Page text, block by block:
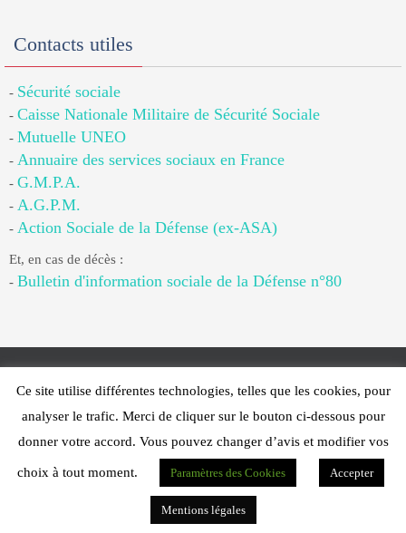
Contacts utiles
- Sécurité sociale
- Caisse Nationale Militaire de Sécurité Sociale
- Mutuelle UNEO
- Annuaire des services sociaux en France
- G.M.P.A.
- A.G.P.M.
- Action Sociale de la Défense (ex-ASA)
Et, en cas de décès :
- Bulletin d'information sociale de la Défense n°80
Web Design - PFS Concept Toulon - © 2025
Fonctionne avec Nirvana WordPress.
Ce site utilise différentes technologies, telles que les cookies, pour
analyser le trafic. Merci de cliquer sur le bouton ci-dessous pour
donner votre accord. Vous pouvez changer d’avis et modifier vos
choix à tout moment. Paramètres des Cookies Accepter
Mentions légales